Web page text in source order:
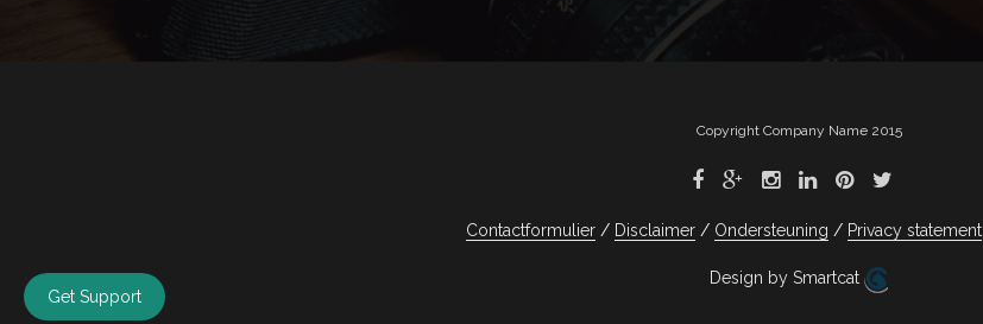
Copyright Company Name 2015
Contactformulier Disclaimer Ondersteuning Privacy statement
Design by Smartcat
Get Support